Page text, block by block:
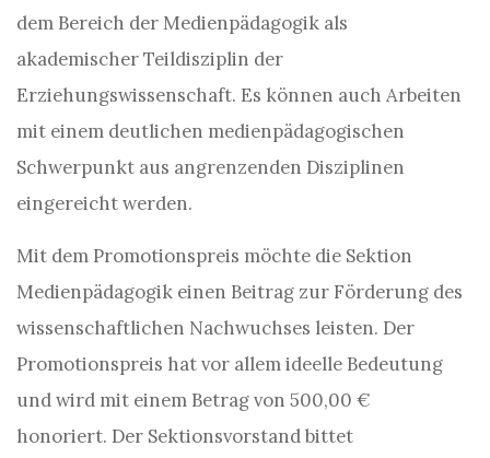
dem Bereich der Medienpädagogik als
akademischer Teildisziplin der
Erziehungswissenschaft. Es können auch Arbeiten
mit einem deutlichen medienpädagogischen
Schwerpunkt aus angrenzenden Disziplinen
eingereicht werden.
Mit dem Promotionspreis möchte die Sektion
Medienpädagogik einen Beitrag zur Förderung des
wissenschaftlichen Nachwuchses leisten. Der
Promotionspreis hat vor allem ideelle Bedeutung
und wird mit einem Betrag von 500,00 €
honoriert. Der Sektionsvorstand bittet